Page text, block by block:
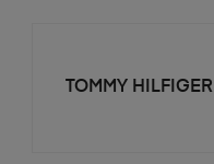
TOMMY HILFIGER